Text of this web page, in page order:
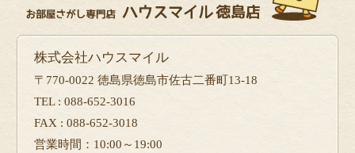
株式会社ハウスマイル
〒770-0022 徳島県徳島市佐古二番町13-18
TEL : 088-652-3016
FAX : 088-652-3018
営業時間：10:00～19:00